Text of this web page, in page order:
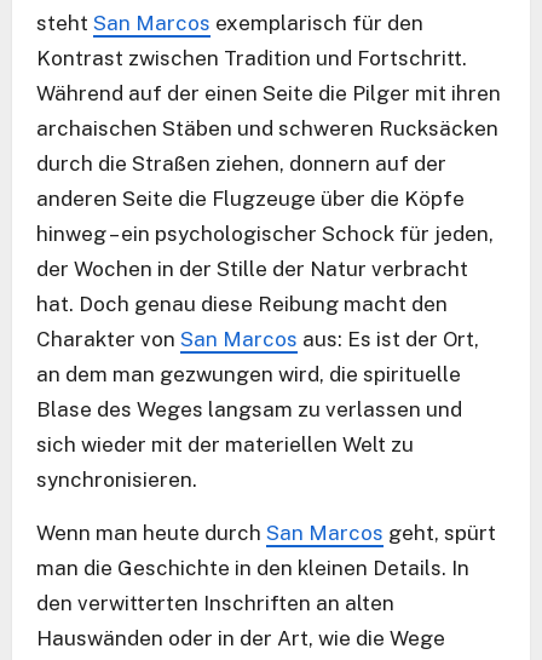
steht San Marcos exemplarisch für den
Kontrast zwischen Tradition und Fortschritt.
Während auf der einen Seite die Pilger mit ihren
archaischen Stäben und schweren Rucksäcken
durch die Straßen ziehen, donnern auf der
anderen Seite die Flugzeuge über die Köpfe
hinweg – ein psychologischer Schock für jeden,
der Wochen in der Stille der Natur verbracht
hat. Doch genau diese Reibung macht den
Charakter von San Marcos aus: Es ist der Ort,
an dem man gezwungen wird, die spirituelle
Blase des Weges langsam zu verlassen und
sich wieder mit der materiellen Welt zu
synchronisieren.
Wenn man heute durch San Marcos geht, spürt
man die Geschichte in den kleinen Details. In
den verwitterten Inschriften an alten
Hauswänden oder in der Art, wie die Wege